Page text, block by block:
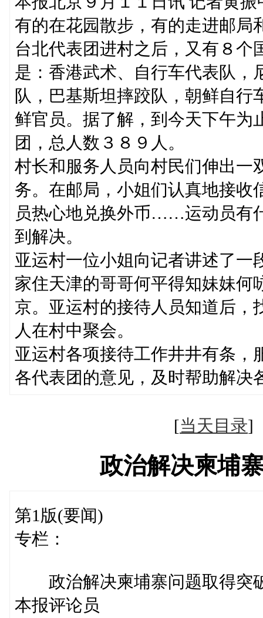
有的在花园散步，有的走进邮局
台北代表团进村之后，又有８个
是：香港武术、自行车代表队，
队，巴基斯坦摔跤队，朝鲜自
鲜官员。据了解，到今天下午为
团，总人数３８９人。
村长和服务人员向村民们伸出一
务。在邮局，小姐们认真地接收
员热心地兑换外币……运动员有
到解决。
亚运村一位小姐向记者讲述了一
家住天津的哥哥何平得知妹妹何
京。亚运村的接待人员知道后，
人在村中聚会。
亚运村各项接待工作井井有条，
各代表团的意见，及时帮助解决
[当天目录
政治解决柬埔
第1版(要闻)
专栏：
政治解决柬埔寨问题取得突
本报评论员